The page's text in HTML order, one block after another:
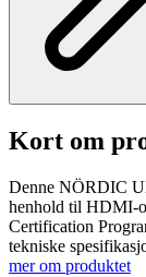
Kort om
Denne NÖRDIC
henhold til HDMI-
Certification
tekniske
mer om produktet